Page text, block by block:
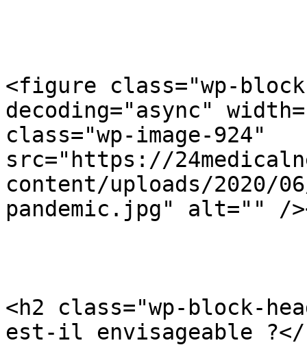
<figure class="wp-
decoding="async"
class="wp-image-924"
src="https://
content/uploads/2020/
pandemic.jpg" alt="" /
<h2 class="wp-block-
est-il envisageable ?</